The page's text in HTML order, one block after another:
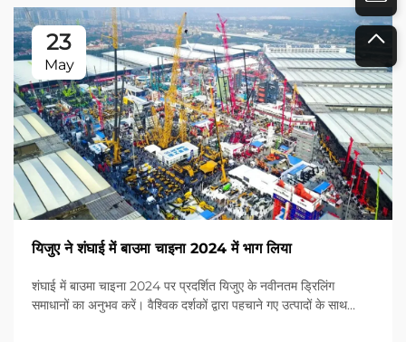
23
May
यिजुए ने शंघाई में बाउमा चाइना 2024 में भाग लिया
शंघाई में बाउमा चाइना 2024 पर प्रदर्शित यिजुए के नवीनतम ड्रिलिंग
समाधानों का अनुभव करें। वैश्विक दर्शकों द्वारा पहचाने गए उत्पादों के साथ